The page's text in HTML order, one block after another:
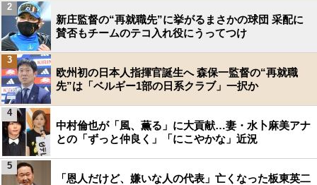
新庄監督の“再就職先”に挙がるまさかの球団 采配に
賛否もチームのテコ入れ役にうってつけ
2
欧州初の日本人指揮官誕生へ 森保一監督の“再就職
先”は「ベルギー1部の日系クラブ」一択か
3
中村倫也が「風、薫る」に大貢献…妻・水卜麻美アナ
との「ずっと仲良く」「にこやかな」近況
4
「恩人だけど、嫌いな人の代表」亡くなった板東英二
5